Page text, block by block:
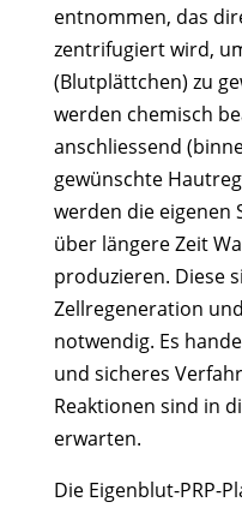
entnommen, das
zentrifugiert wird,
(Blutplättchen) zu
werden chemisch
anschliessend
gewünschte
werden die eigenen
über längere Zeit
produzieren. Diese
Zellregeneration
notwendig. Es
und sicheres
Reaktionen sind in
erwarten.
Die Eigenblut-PRP-